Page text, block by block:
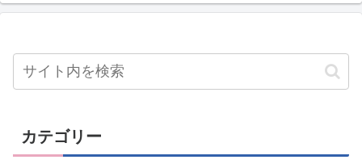
カテゴリー